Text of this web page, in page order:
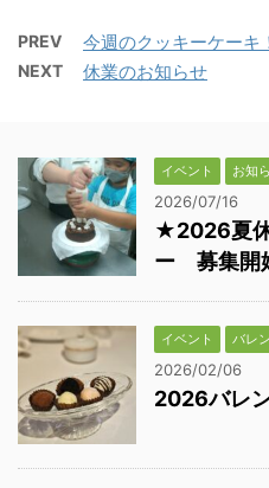
PREV 今週のクッキーケーキ
NEXT 休業のお知らせ
イベント お知
2026/07/16
★2026夏
ー 募集開
イベント バレ
2026/02/06
2026バレ